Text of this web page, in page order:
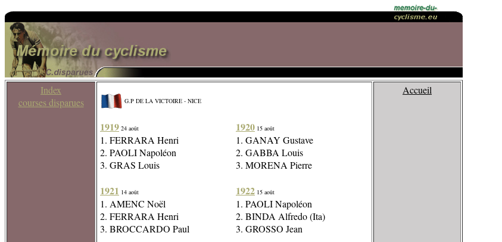
Index
courses disparues
G.P DE LA VICTOIRE - NICE
1919 24 août
1. FERRARA Henri
2. PAOLI Napoléon
3. GRAS Louis
1921 14 août
1. AMENC Noël
2. FERRARA Henri
3. BROCCARDO Paul
1920 15 août
1. GANAY Gustave
2. GABBA Louis
3. MORENA Pierre
1922 15 août
1. PAOLI Napoléon
2. BINDA Alfredo (Ita)
3. GROSSO Jean
Accueil